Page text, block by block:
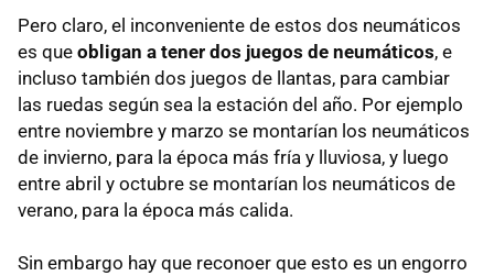
Pero claro, el inconveniente de estos dos neumáticos
es que obligan a tener dos juegos de neumáticos, e
incluso también dos juegos de llantas, para cambiar
las ruedas según sea la estación del año. Por ejemplo
entre noviembre y marzo se montarían los neumáticos
de invierno, para la época más fría y lluviosa, y luego
entre abril y octubre se montarían los neumáticos de
verano, para la época más calida.
Sin embargo hay que reconoer que esto es un engorro